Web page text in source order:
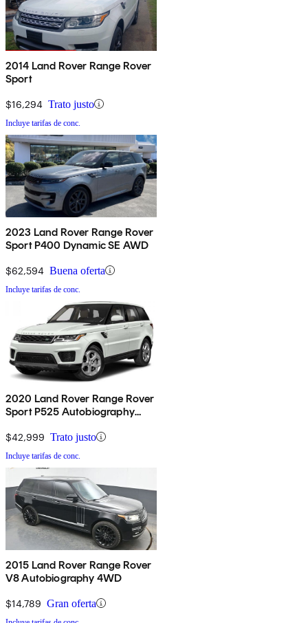
2014 Land Rover Range Rover
Sport
$16,294 Trato justo
Incluye tarifas de conc.
2023 Land Rover Range Rover
Sport P400 Dynamic SE AWD
$62,594 Buena oferta
Incluye tarifas de conc.
2020 Land Rover Range Rover
Sport P525 Autobiography
$42,999 Trato justo
Incluye tarifas de conc.
2015 Land Rover Range Rover
V8 Autobiography 4WD
$14,789 Gran oferta